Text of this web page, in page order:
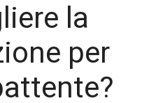
la
per